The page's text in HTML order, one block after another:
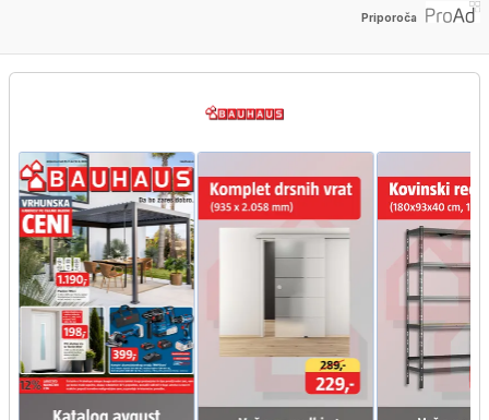
Priporoča